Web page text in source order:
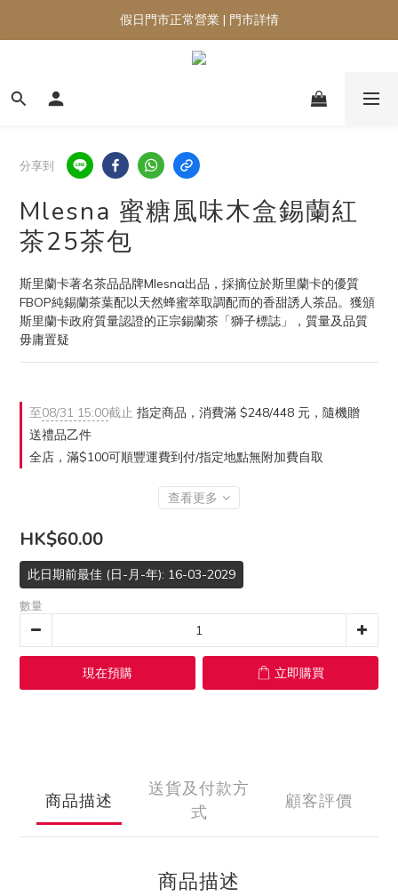
假日門市正常營業 | 門市詳情
分享到
Mlesna 蜜糖風味木盒錫蘭紅
茶25茶包
斯里蘭卡著名茶品品牌Mlesna出品，採摘位於斯里蘭卡的優質
FBOP純錫蘭茶葉配以天然蜂蜜萃取調配而的香甜誘人茶品。獲頒
斯里蘭卡政府質量認證的正宗錫蘭茶「獅子標誌」，質量及品質
毋庸置疑
至08/31 15:00截止 指定商品，消費滿 $248/448 元，隨機贈
送禮品乙件
全店，滿$100可順豐運費到付/指定地點無附加費自取
查看更多
HK$60.00
此日期前最佳 (日-月-年): 16-03-2029
數量
現在預購 立即購買
商品描述
送貨及付款方
式
顧客評價
商品描述